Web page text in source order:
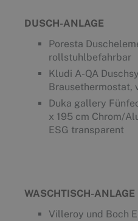
DUSCH-ANLAGE
Poresta
rollstuhlbefahrbar
Kludi A-QA
Brausethermostat,
Duka gallery
x 195 cm Chrom/
ESG transparent
WASCHTISCH-ANLAGE
Villeroy und Boch